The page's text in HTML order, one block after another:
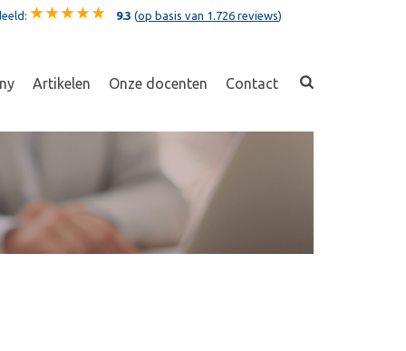
9.3 (op basis van 1.726 reviews)
Artikelen Onze docenten Contact